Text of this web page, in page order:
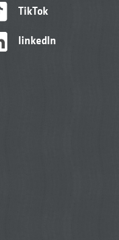
TikTok
linkedIn